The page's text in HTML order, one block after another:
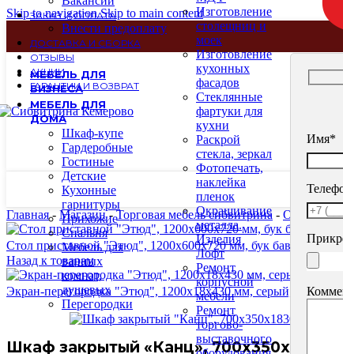
Skip to navigationSkip to main content
ЗАКАЗ И ОПЛАТА
Внести предоплату
ДОСТАВКА И СБОРКА
ОТЗЫВЫ
АКЦИИ
ГАРАНТИИ И ВОЗВРАТ
МЕБЕЛЬ ДЛЯ
БИЗНЕСА
МЕБЕЛЬ ДЛЯ
ДОМА
Шкаф-купе
Гардеробные
Гостиные
Детские
Кухонные
гарнитуры
Прихожие
Спальня
Мебель для
ванных
комнат,
душевых
Перегородки
Изготовление
столещниц и
моек
Изготовление
кухонных
фасадов
Стеклянные
фартуки для
кухни
Раскрой
стекла, зеркал
Фотопечать,
наклейка
пленок
Окрашивание
металла.
Изделия
Лофт
Ремонт
корпусной
мебели
Ремонт
торгово-
выставочного
Имя*
Главная- Магазин-Торговая мебель сибвитрина - Офисная
Стол приставной "Этюд", 1200х600х720 мм, бук бавария,
Назад к товарам
Экран-перегородка "Этюд", 1200х18х430 мм, серый, 402866-
Шкаф закрытый «Канц», 700х350х1830